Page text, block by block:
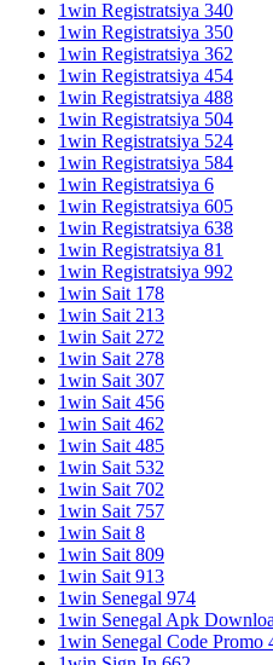
1win Registratsiya 340
1win Registratsiya 350
1win Registratsiya 362
1win Registratsiya 454
1win Registratsiya 488
1win Registratsiya 504
1win Registratsiya 524
1win Registratsiya 584
1win Registratsiya 6
1win Registratsiya 605
1win Registratsiya 638
1win Registratsiya 81
1win Registratsiya 992
1win Sait 178
1win Sait 213
1win Sait 272
1win Sait 278
1win Sait 307
1win Sait 456
1win Sait 462
1win Sait 485
1win Sait 532
1win Sait 702
1win Sait 757
1win Sait 8
1win Sait 809
1win Sait 913
1win Senegal 974
1win Senegal Apk
1win Senegal Code Promo